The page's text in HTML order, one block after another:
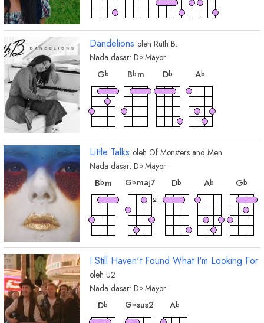
Dandelions oleh Ruth B.
Nada dasar: Db Mayor
Gb
chord
Bbm
chord
Db
Ab
Little Talks oleh Of Monsters and Men
Nada dasar: Db Mayor
Bbm
chord
Gbmaj7
chord
2
Db
Ab
Gb
I Still Haven't Found What I'm Looking For
oleh U2
Nada dasar: Db Mayor
Db
chord
Gbsus2
chord
Ab